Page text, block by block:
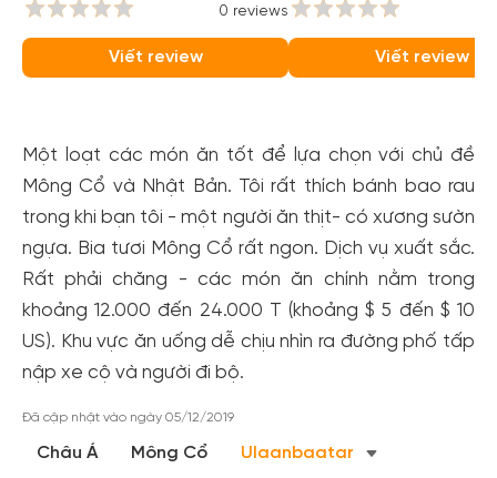
0 reviews
Viết review Viết review
Một loạt các món ăn tốt để lựa chọn với chủ đề
Mông Cổ và Nhật Bản. Tôi rất thích bánh bao rau
trong khi bạn tôi - một người ăn thịt- có xương sườn
ngựa. Bia tươi Mông Cổ rất ngon. Dịch vụ xuất sắc.
Rất phải chăng - các món ăn chính nằm trong
khoảng 12.000 đến 24.000 T (khoảng $ 5 đến $ 10
US). Khu vực ăn uống dễ chịu nhìn ra đường phố tấp
nập xe cộ và người đi bộ.
Đã cập nhật vào ngày 05/12/2019
Châu Á Mông Cổ Ulaanbaatar
Tạo tài khoản nhanh - nhận nhiều ưu
đãi!